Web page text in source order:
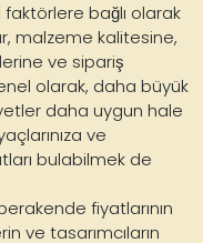
bağlı olarak
malzeme kalitesine,
ve sipariş
olarak, daha büyük
daha uygun hale
ve
bulabilmek de
fiyatlarının
ve tasarımcıların